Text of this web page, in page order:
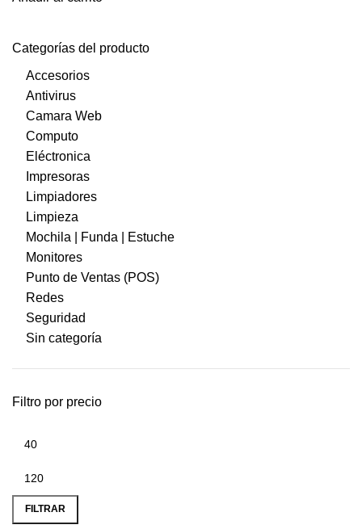
Categorías del producto
Accesorios
Antivirus
Camara Web
Computo
Eléctronica
Impresoras
Limpiadores
Limpieza
Mochila | Funda | Estuche
Monitores
Punto de Ventas (POS)
Redes
Seguridad
Sin categoría
Filtro por precio
FILTRAR